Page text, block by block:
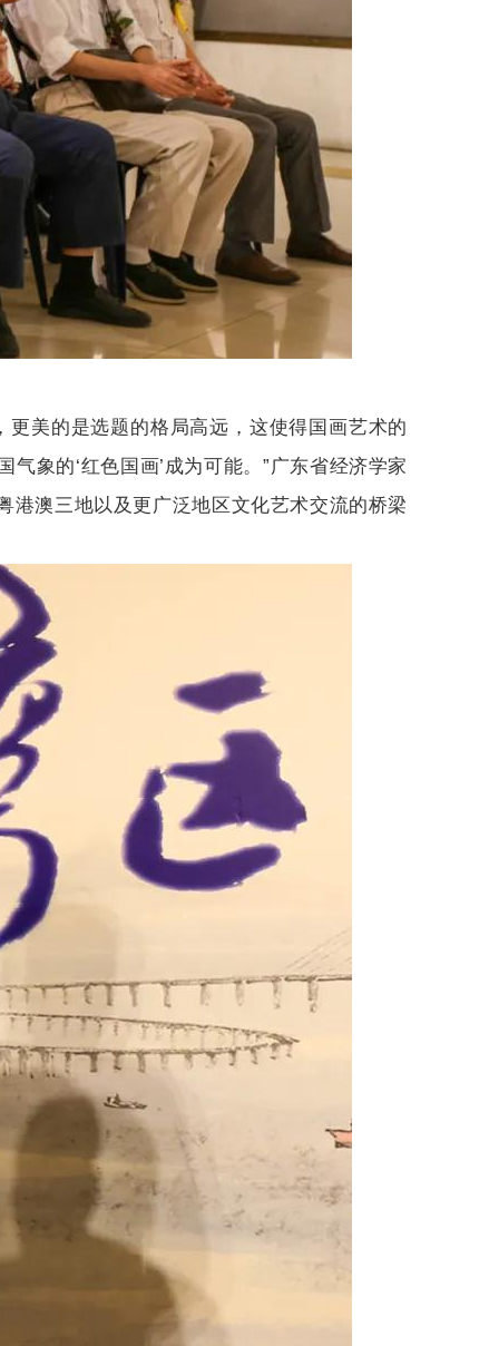
美的是选题的格局高远，这使得国画艺术的
象的‘红色国画’成为可能。”广东省经济学家
港澳三地以及更广泛地区文化艺术交流的桥梁